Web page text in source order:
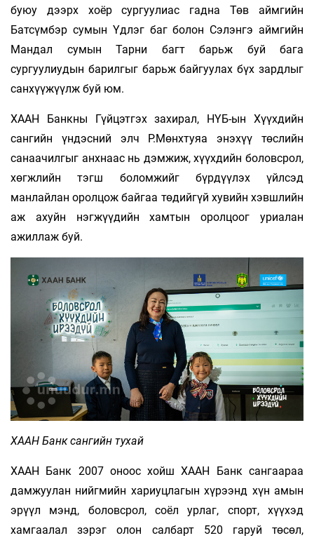
буюу дээрх хоёр сургуулиас гадна Төв аймгийн
Батсүмбэр сумын Үдлэг баг болон Сэлэнгэ аймгийн
Мандал сумын Тарни багт барьж буй бага
сургуулиудын барилгыг барьж байгуулах бүх зардлыг
санхүүжүүлж буй юм.
ХААН Банкны Гүйцэтгэх захирал, НҮБ-ын Хүүхдийн
сангийн үндэсний элч Р.Мөнхтуяа энэхүү төслийн
санаачилгыг анхнаас нь дэмжиж, хүүхдийн боловсрол,
хөгжлийн тэгш боломжийг бүрдүүлэх үйлсэд
манлайлан оролцож байгаа төдийгүй хувийн хэвшлийн
аж ахуйн нэгжүүдийн хамтын оролцоог уриалан
ажиллаж буй.
ХААН Банк сангийн тухай
ХААН Банк 2007 оноос хойш ХААН Банк сангаараа
дамжуулан нийгмийн хариуцлагын хүрээнд хүн амын
эрүүл мэнд, боловсрол, соёл урлаг, спорт, хүүхэд
хамгаалал зэрэг олон салбарт 520 гаруй төсөл,